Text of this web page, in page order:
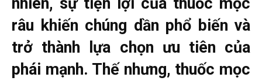
râu khiến chúng dần phổ biến và
trở thành lựa chọn ưu tiên của
phái mạnh. Thế nhưng, thuốc mọc